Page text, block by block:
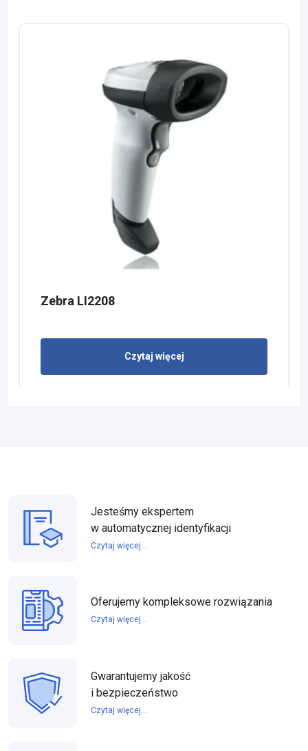
Zebra LI2208
Czytaj więcej
Jesteśmy ekspertem
w automatycznej identyfikacji
Czytaj więcej...
Oferujemy kompleksowe rozwiązania
Czytaj więcej...
Gwarantujemy jakość
i bezpieczeństwo
Czytaj więcej...